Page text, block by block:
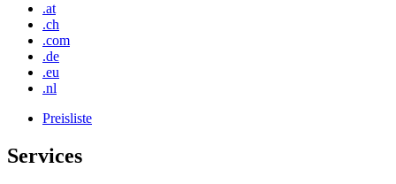
.at
.ch
.com
.de
.eu
.nl
Preisliste
Services